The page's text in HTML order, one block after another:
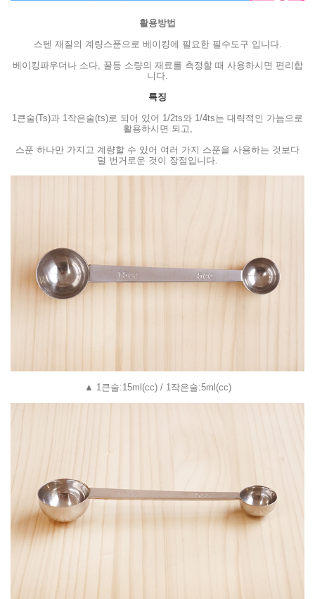
활용방법
스텐 재질의 계량스푼으로 베이킹에 필요한 필수도구 입니다.
베이킹파우더나 소다, 꿀등 소량의 재료를 측정할 때 사용하시면 편리합
니다.
특징
1큰술(Ts)과 1작은술(ts)로 되어 있어 1/2ts와 1/4ts는 대략적인 가늠으로
활용하시면 되고,
스푼 하나만 가지고 계량할 수 있어 여러 가지 스푼을 사용하는 것보다
덜 번거로운 것이 장점입니다.
▲ 1큰술:15ml(cc) / 1작은술:5ml(cc)